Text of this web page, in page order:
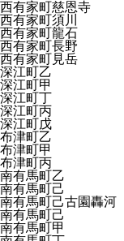
西有家町慈恩寺
西有家町須川
西有家町龍石
西有家町長野
西有家町見岳
深江町乙
深江町甲
深江町丁
深江町丙
深江町戊
布津町乙
布津町甲
布津町丙
南有馬町乙
南有馬町己
南有馬町己古園轟河
南有馬町己
南有馬町甲